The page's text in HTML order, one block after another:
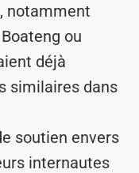
notamment
ou
déjà
similaires dans
soutien envers
internautes